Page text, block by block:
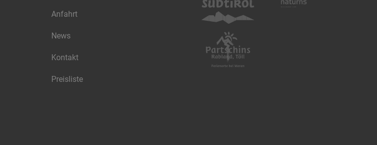
Anfahrt
News
Kontakt
Preisliste